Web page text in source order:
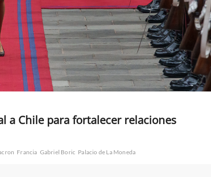
a Chile para fortalecer relaciones
Francia Gabriel Boric Palacio de La Moneda